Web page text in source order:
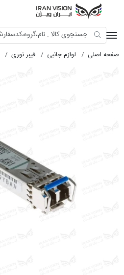
صفحه اصلی لوازم جانبی فیبر نوری